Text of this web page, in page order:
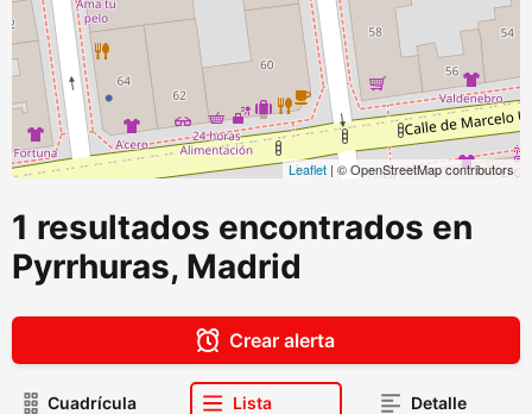
Leaflet | © OpenStreetMap contributors
1 resultados encontrados en
Pyrrhuras, Madrid
Crear alerta
Cuadrícula Lista Detalle